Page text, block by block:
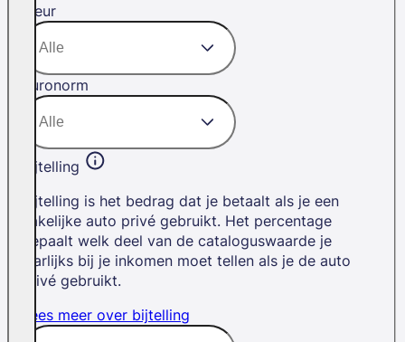
Kleur
Euronorm
Bijtelling
Bijtelling is het bedrag dat je betaalt als je een
zakelijke auto privé gebruikt. Het percentage
bepaalt welk deel van de cataloguswaarde je
jaarlijks bij je inkomen moet tellen als je de auto
privé gebruikt.
Lees meer over bijtelling